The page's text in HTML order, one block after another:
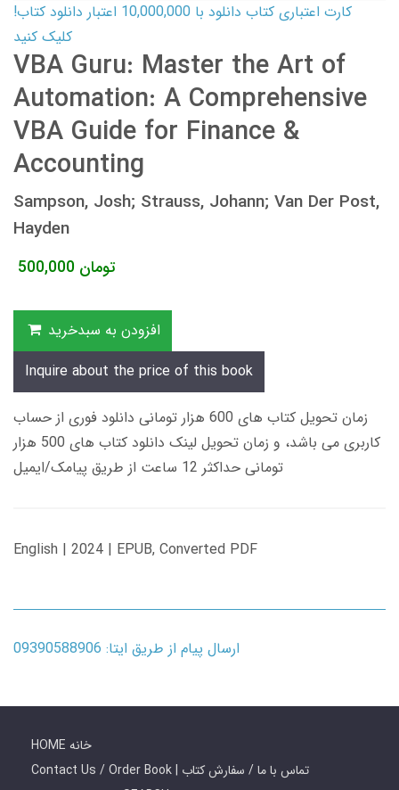
کارت اعتباری کتاب دانلود با 10,000,000 اعتبار دانلود کتاب!
کلیک کنید
VBA Guru: Master the Art of
Automation: A Comprehensive
VBA Guide for Finance &
Accounting
Sampson, Josh; Strauss, Johann; Van Der Post,
Hayden
500,000 تومان
افزودن به سبدخرید
Inquire about the price of this book
زمان تحویل کتاب های 600 هزار تومانی دانلود فوری از حساب
کاربری می باشد، و زمان تحویل لینک دانلود کتاب های 500 هزار
تومانی حداکثر 12 ساعت از طریق پیامک/ایمیل
English | 2024 | EPUB, Converted PDF
ارسال پیام از طریق ایتا: 09390588906
HOME خانه
Contact Us / Order Book | تماس با ما / سفارش کتاب